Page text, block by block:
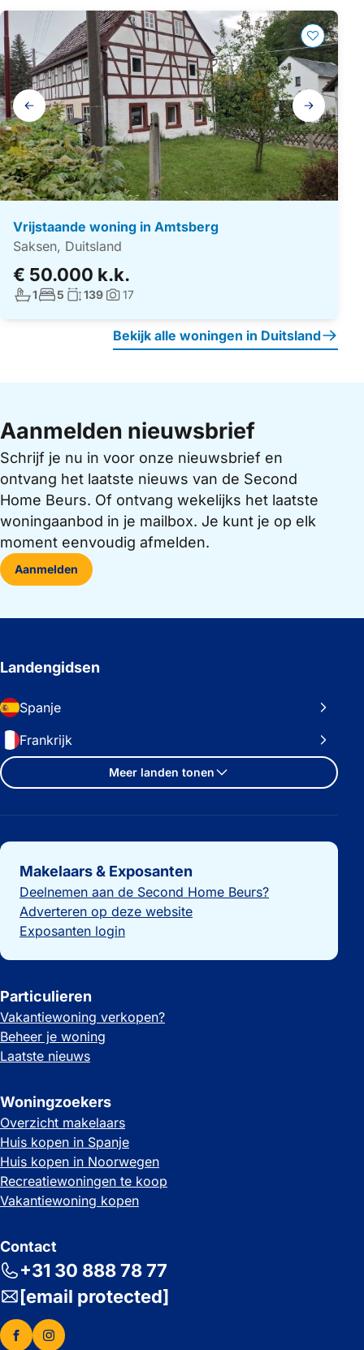
Galerij
navigatie
Vrijstaande woning in Amtsberg
Saksen, Duitsland
€ 50.000 k.k.
Aantal badkamers:
1Aantal slaapkamers:
5 Woonoppervlakte:
139 Foto's:
17
Bekijk alle woningen in Duitsland
Aanmelden nieuwsbrief
Schrijf je nu in voor onze nieuwsbrief en
ontvang het laatste nieuws van de Second
Home Beurs. Of ontvang wekelijks het laatste
woningaanbod in je mailbox. Je kunt je op elk
moment eenvoudig afmelden.
Aanmelden
Landengidsen
Spanje
Frankrijk
Meer landen tonen
Belangrijke links
Makelaars & Exposanten
Deelnemen aan de Second Home Beurs?
Adverteren op deze website
Exposanten login
Particulieren
Vakantiewoning verkopen?
Beheer je woning
Laatste nieuws
Woningzoekers
Overzicht makelaars
Huis kopen in Spanje
Huis kopen in Noorwegen
Recreatiewoningen te koop
Vakantiewoning kopen
Contact
+31 30 888 78 77
[email protected]